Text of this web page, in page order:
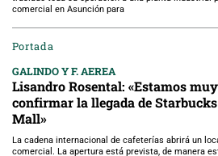
comercial en Asunción para
Portada
GALINDO Y F. AEREA
Lisandro Rosental: «Estamos
confirmar la llegada de
Mall»
La cadena internacional de cafeterías abrirá un
comercial. La apertura está prevista, de manera